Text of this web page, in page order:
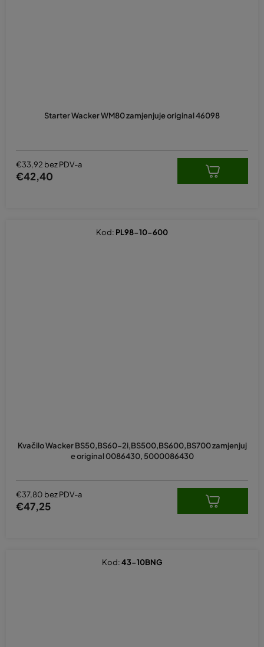
Starter Wacker WM80 zamjenjuje original 46098
€33,92 bez PDV-a
€42,40
Kvačilo Wacker BS50,BS60-2i,BS500,BS600,BS700 zamjenjuj
e original 0086430, 5000086430
€37,80 bez PDV-a
€47,25
Kod: PL98-10-600
Kod:43-10BNG